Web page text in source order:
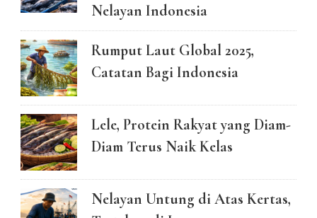
Nelayan Indonesia
Rumput Laut Global 2025,
Catatan Bagi Indonesia
Lele, Protein Rakyat yang Diam-
Diam Terus Naik Kelas
Nelayan Untung di Atas Kertas,